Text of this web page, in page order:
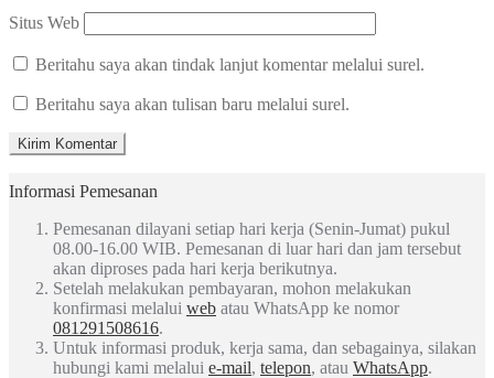
Situs Web
Beritahu saya akan tindak lanjut komentar melalui surel.
Beritahu saya akan tulisan baru melalui surel.
Informasi Pemesanan
Pemesanan dilayani setiap hari kerja (Senin-Jumat) pukul
08.00-16.00 WIB. Pemesanan di luar hari dan jam tersebut
akan diproses pada hari kerja berikutnya.
Setelah melakukan pembayaran, mohon melakukan
konfirmasi melalui web atau WhatsApp ke nomor
081291508616.
Untuk informasi produk, kerja sama, dan sebagainya, silakan
hubungi kami melalui e-mail, telepon, atau WhatsApp.